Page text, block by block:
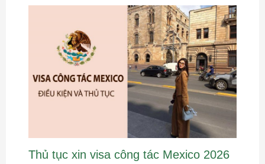
Thủ tục xin visa công tác Mexico 2026